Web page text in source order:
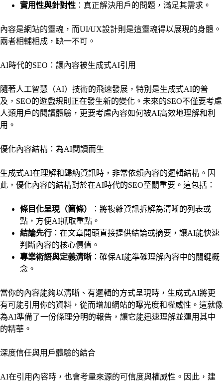
實用性與針對性 ：真正解決用戶的問題，滿足其需求。
內容是網站的靈魂，而UI/UX設計則是這靈魂得以展現的身體。
兩者相輔相成，缺一不可。
AI時代的SEO：讓內容被生成式AI引用
隨著人工智慧（AI）技術的飛速發展，特別是生成式AI的普
及，SEO的遊戲規則正在發生新的變化。未來的SEO不僅要考慮
人類用戶的閱讀體驗，更要考慮內容如何被AI高效地理解和利
用。
優化內容結構：為AI閱讀而生
生成式AI在理解和歸納資訊時，非常依賴內容的邏輯結構。因
此，優化內容的結構對於在AI時代的SEO至關重要。這包括：
條目化呈現（箇條）
：將複雜資訊拆解為清晰的列表或
點，方便AI抓取重點。
結論先行 ：在文章開頭直接提供結論或摘要，讓AI能快速
判斷內容的核心價值。
專業術語與定義清晰 ：確保AI能準確理解內容中的關鍵概
念。
當你的內容能夠以清晰、有邏輯的方式呈現時，生成式AI將更
有可能引用你的資料，從而增加網站的曝光度和權威性。這就像
為AI準備了一份條理分明的報告，讓它能迅速理解並運用其中
的精華。
深度信任與用戶體驗的結合
AI在引用內容時，也會考量來源的可信度與權威性。因此，建